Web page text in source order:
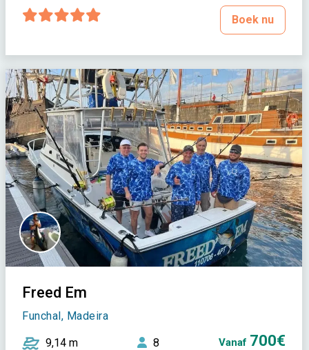
Boek nu
Freed Em
Funchal, Madeira
9,14 m 8 Vanaf 700€